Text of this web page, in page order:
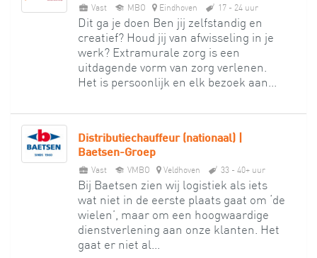
Vast MBO Eindhoven 17 - 24 uur
Dit ga je doen Ben jij zelfstandig en
creatief? Houd jij van afwisseling in je
werk? Extramurale zorg is een
uitdagende vorm van zorg verlenen.
Het is persoonlijk en elk bezoek aan...
Distributiechauffeur (nationaal) |
Baetsen-Groep
Vast VMBO Veldhoven 33 - 40+ uur
Bij Baetsen zien wij logistiek als iets
wat niet in de eerste plaats gaat om ‘de
wielen’, maar om een hoogwaardige
dienstverlening aan onze klanten. Het
gaat er niet al...